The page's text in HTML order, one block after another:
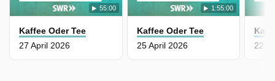
55:00
Kaffee Oder Tee
27 April 2026
1:55:00
Kaffee Oder Tee
25 April 2026
22